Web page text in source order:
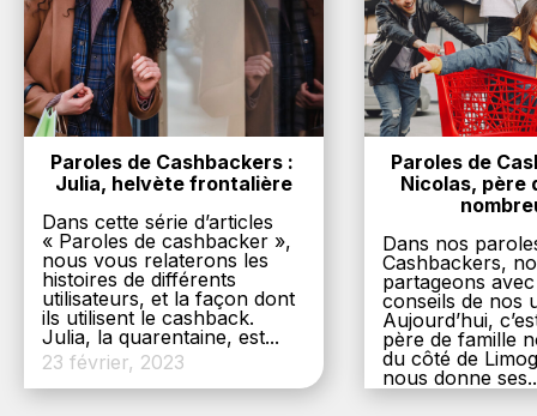
Paroles de Cashbackers :
Julia, helvète frontalière
Dans cette série d’articles
« Paroles de cashbacker »,
nous vous relaterons les
histoires de différents
utilisateurs, et la façon dont
ils utilisent le cashback.
Julia, la quarentaine, est...
23 février, 2023
Paroles de
Nicolas, père
Dans nos
Cashbackers,
partageons
conseils de nos
Aujourd’hui,
père de famille
du côté de
nous donne
6 décembre,